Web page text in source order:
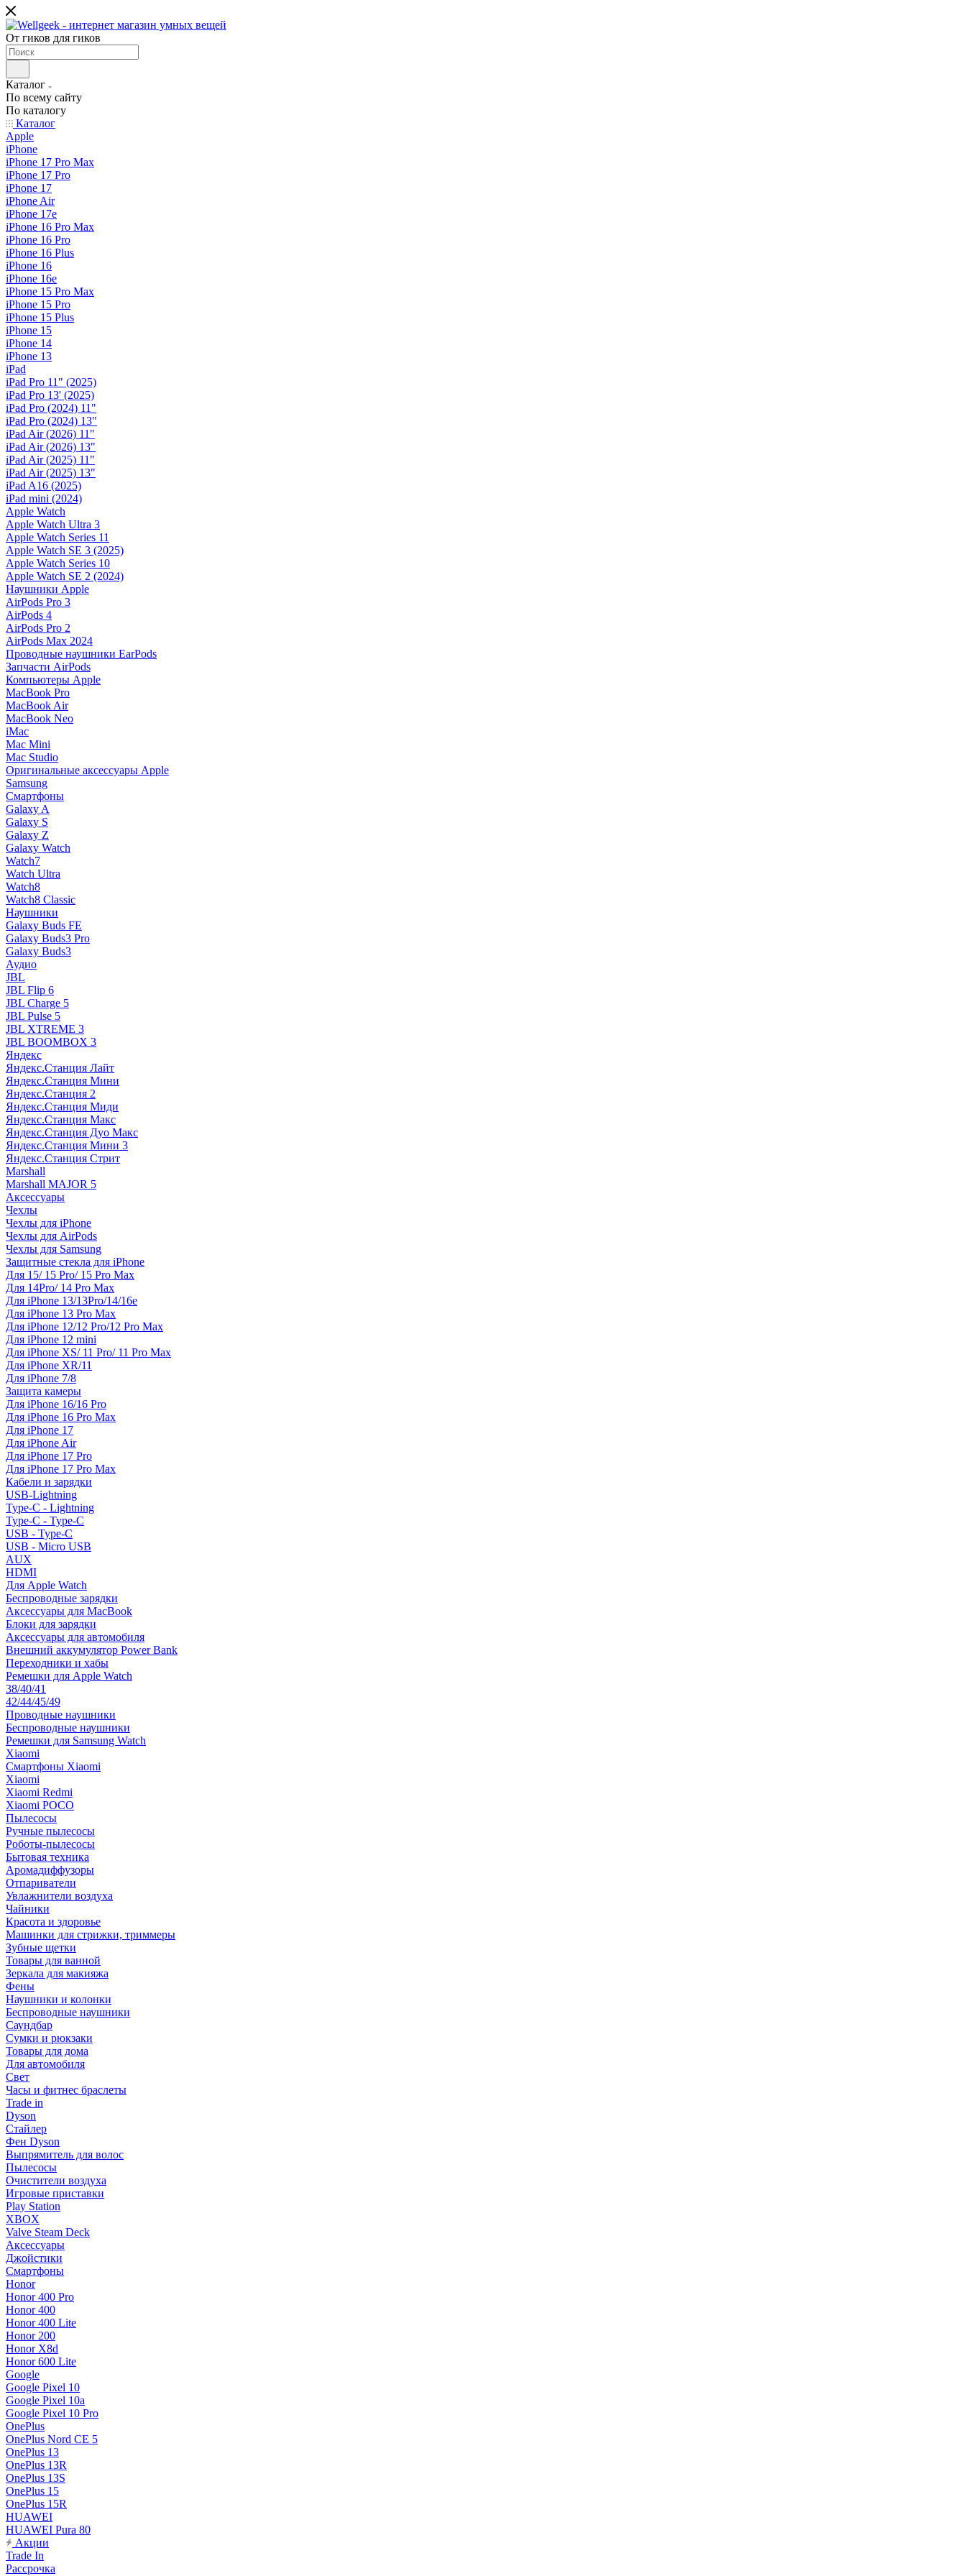
От гиков для гиков
Каталог
По всему сайту
По каталогу
Каталог
Apple
iPhone
iPhone 17 Pro Max
iPhone 17 Pro
iPhone 17
iPhone Air
iPhone 17e
iPhone 16 Pro Max
iPhone 16 Pro
iPhone 16 Plus
iPhone 16
iPhone 16e
iPhone 15 Pro Max
iPhone 15 Pro
iPhone 15 Plus
iPhone 15
iPhone 14
iPhone 13
iPad
iPad Pro 11" (2025)
iPad Pro 13' (2025)
iPad Pro (2024) 11"
iPad Pro (2024) 13"
iPad Air (2026) 11"
iPad Air (2026) 13"
iPad Air (2025) 11"
iPad Air (2025) 13"
iPad A16 (2025)
iPad mini (2024)
Apple Watch
Apple Watch Ultra 3
Apple Watch Series 11
Apple Watch SE 3 (2025)
Apple Watch Series 10
Apple Watch SE 2 (2024)
Наушники Apple
AirPods Pro 3
AirPods 4
AirPods Pro 2
AirPods Max 2024
Проводные наушники EarPods
Запчасти AirPods
Компьютеры Apple
MacBook Pro
MacBook Air
MacBook Neo
iMac
Mac Mini
Mac Studio
Оригинальные аксессуары Apple
Samsung
Смартфоны
Galaxy A
Galaxy S
Galaxy Z
Galaxy Watch
Watch7
Watch Ultra
Watch8
Watch8 Classic
Наушники
Galaxy Buds FE
Galaxy Buds3 Pro
Galaxy Buds3
Аудио
JBL
JBL Flip 6
JBL Charge 5
JBL Pulse 5
JBL XTREME 3
JBL BOOMBOX 3
Яндекс
Яндекс.Станция Лайт
Яндекс.Станция Мини
Яндекс.Станция 2
Яндекс.Станция Миди
Яндекс.Станция Макс
Яндекс.Станция Дуо Макс
Яндекс.Станция Мини 3
Яндекс.Станция Стрит
Marshall
Marshall MAJOR 5
Аксессуары
Чехлы
Чехлы для iPhone
Чехлы для AirPods
Чехлы для Samsung
Защитные стекла для iPhone
Для 15/ 15 Pro/ 15 Pro Max
Для 14Pro/ 14 Pro Max
Для iPhone 13/13Pro/14/16e
Для iPhone 13 Pro Max
Для iPhone 12/12 Pro/12 Pro Max
Для iPhone 12 mini
Для iPhone XS/ 11 Pro/ 11 Pro Max
Для iPhone XR/11
Для iPhone 7/8
Защита камеры
Для iPhone 16/16 Pro
Для iPhone 16 Pro Max
Для iPhone 17
Для iPhone Air
Для iPhone 17 Pro
Для iPhone 17 Pro Max
Кабели и зарядки
USB-Lightning
Type-C - Lightning
Type-C - Type-C
USB - Type-C
USB - Micro USB
AUX
HDMI
Для Apple Watch
Беспроводные зарядки
Аксессуары для MacBook
Блоки для зарядки
Аксессуары для автомобиля
Внешний аккумулятор Power Bank
Переходники и хабы
Ремешки для Apple Watch
38/40/41
42/44/45/49
Проводные наушники
Беспроводные наушники
Ремешки для Samsung Watch
Xiaomi
Смартфоны Xiaomi
Xiaomi
Xiaomi Redmi
Xiaomi POCO
Пылесосы
Ручные пылесосы
Роботы-пылесосы
Бытовая техника
Аромадиффузоры
Отпариватели
Увлажнители воздуха
Чайники
Красота и здоровье
Машинки для стрижки, триммеры
Зубные щетки
Товары для ванной
Зеркала для макияжа
Фены
Наушники и колонки
Беспроводные наушники
Саундбар
Сумки и рюкзаки
Товары для дома
Для автомобиля
Свет
Часы и фитнес браслеты
Trade in
Dyson
Стайлер
Фен Dyson
Выпрямитель для волос
Пылесосы
Очистители воздуха
Игровые приставки
Play Station
XBOX
Valve Steam Deck
Аксессуары
Джойстики
Смартфоны
Honor
Honor 400 Pro
Honor 400
Honor 400 Lite
Honor 200
Honor X8d
Honor 600 Lite
Google
Google Pixel 10
Google Pixel 10a
Google Pixel 10 Pro
OnePlus
OnePlus Nord CE 5
OnePlus 13
OnePlus 13R
OnePlus 13S
OnePlus 15
OnePlus 15R
HUAWEI
HUAWEI Pura 80
Акции
Trade In
Рассрочка